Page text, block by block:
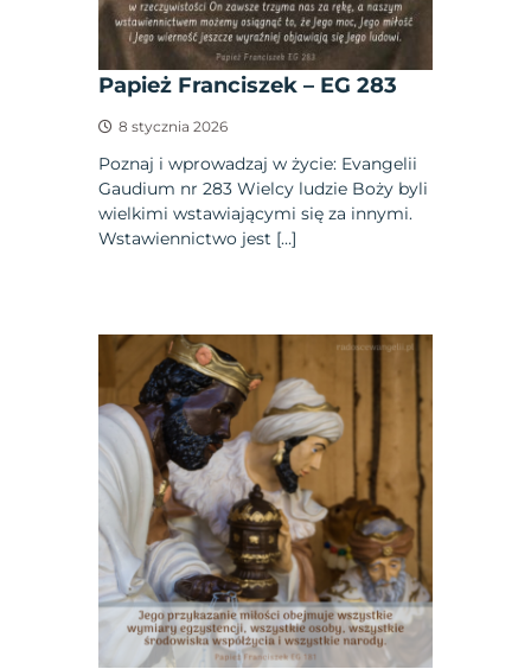
Papież Franciszek – EG 283
8 stycznia 2026
Poznaj i wprowadzaj w życie: Evangelii
Gaudium nr 283 Wielcy ludzie Boży byli
wielkimi wstawiającymi się za innymi.
Wstawiennictwo jest […]